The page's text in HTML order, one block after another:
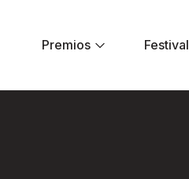
Premios
Festival